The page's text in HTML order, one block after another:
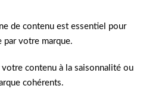
de contenu est essentiel pour
par votre marque.
contenu à la saisonnalité ou
cohérents.